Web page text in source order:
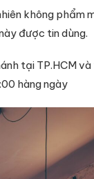
không phẩm
được tin dùng.
tại TP.HCM
hàng ngày